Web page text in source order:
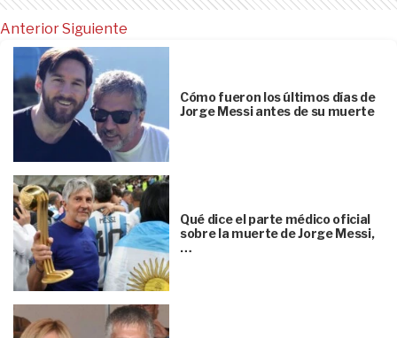
Anterior
Cómo fueron los últimos días de
Jorge Messi antes de su muerte
Qué dice el parte médico oficial
sobre la muerte de Jorge Messi,
…
Siguiente